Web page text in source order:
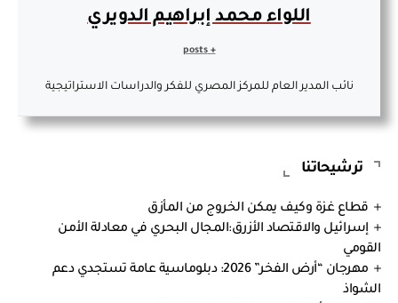
اللواء محمد إبراهيم الدويري
نائب المدير العام للمركز المصري للفكر والدراسات الاستراتيجية
ترشيحاتنا
قطاع غزة وكيف يمكن الخروج من المأزق
إسرائيل والاقتصاد الأزرق:المجال البحري في معادلة الأمن
القومي
مهرجان “أرض الفخر” 2026: دبلوماسية عامة تستجدي دعم
الشواذ